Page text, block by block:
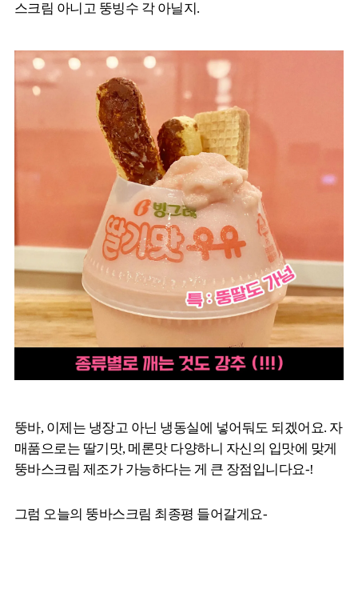
스크림 아니고 뚱빙수 각 아닐지.
뚱바, 이제는 냉장고 아닌 냉동실에 넣어둬도 되겠어요. 자
매품으로는 딸기맛, 메론맛 다양하니 자신의 입맛에 맞게
뚱바스크림 제조가 가능하다는 게 큰 장점입니다요-!
그럼 오늘의 뚱바스크림 최종평 들어갈게요-